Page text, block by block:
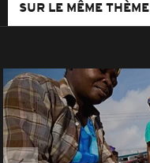
SUR LE MÊME THÈME